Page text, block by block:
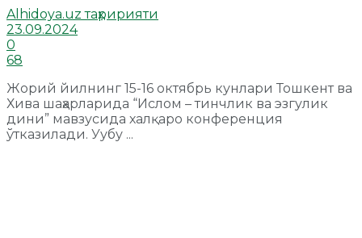
Alhidoya.uz таҳририяти
23.09.2024
0
68
Жорий йилнинг 15-16 октябрь кунлари Тошкент ва
Хива шаҳарларида “Ислом – тинчлик ва эзгулик
дини” мавзусида халқаро конференция
ўтказилади. Уубу ...